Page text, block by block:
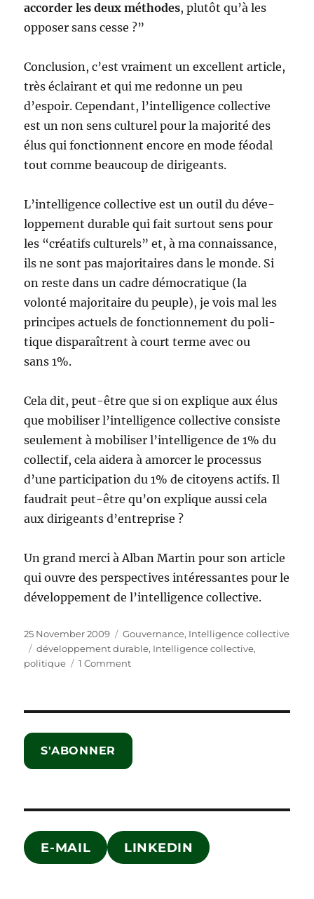
accorder les deux méthodes, plutôt qu’à les
opposer sans cesse ?”
Conclusion, c’est vraiment un excellent article,
très éclai­rant et qui me redonne un peu
d’espoir. Cependant, l’intelligence col­lec­tive
est un non sens cultu­rel pour la majo­rité des
élus qui fonc­tionnent encore en mode féo­dal
tout comme beau­coup de dirigeants.
L’intelligence col­lec­tive est un outil du déve­
lop­pe­ment durable qui fait sur­tout sens pour
les “créa­tifs cultu­rels” et, à ma connais­sance,
ils ne sont pas majo­ri­taires dans le monde. Si
on reste dans un cadre démo­cra­tique (la
volonté majo­ri­taire du peuple), je vois mal les
prin­cipes actuels de fonc­tion­ne­ment du poli­
tique dis­pa­raîtrent à court terme avec ou
sans 1%.
Cela dit, peut-être que si on explique aux élus
que mobiliser l’intelligence col­lec­tive consiste
seulement à mobi­li­ser l’intelligence de 1% du
col­lec­tif, cela aidera à amor­cer le pro­ces­sus
d’une par­ti­ci­pa­tion du 1% de citoyens actifs. Il
fau­drait peut-être qu’on explique aussi cela
aux diri­geants d’entreprise ?
Un grand merci à Alban Martin pour son article
qui ouvre des perspectives intéressantes pour le
développement de l’intelligence collective.
Posted
on
25 November 2009 Categories
Gouvernance, Intelligence collective
Tags
développement durable, Intelligence collective,
politique
1 Commenton
collective
rien
!
S'ABONNER
E-MAIL LINKEDIN